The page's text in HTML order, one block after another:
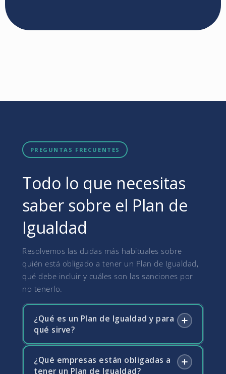
PREGUNTAS FRECUENTES
Todo lo que necesitas
saber sobre el Plan de
Igualdad
Resolvemos las dudas más habituales sobre
quién está obligado a tener un Plan de Igualdad,
qué debe incluir y cuáles son las sanciones por
no tenerlo.
¿Qué es un Plan de Igualdad y para
qué sirve?
Un Plan de Igualdad es un conjunto ordenado
¿Qué empresas están obligadas a
tener un Plan de Igualdad?